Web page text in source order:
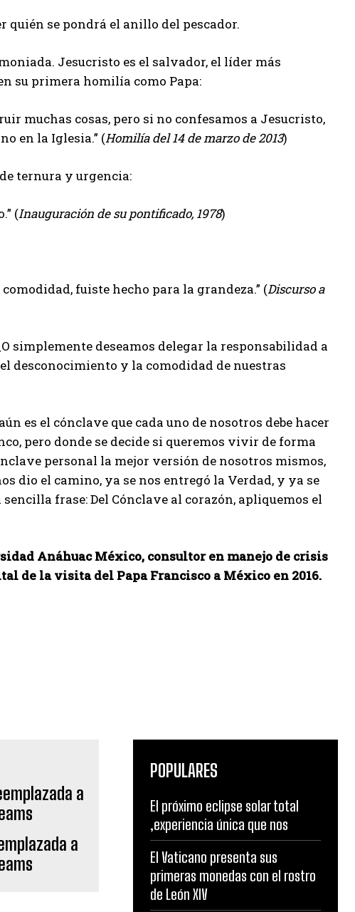
quién se pondrá el anillo del pescador.
Jesucristo es el salvador, el líder más
su primera homilía como Papa:
muchas cosas, pero si no confesamos a Jesucristo,
en la Iglesia.” (Homilía del 14 de marzo de 2013)
ternura y urgencia:
(Inauguración de su pontificado, 1978)
fuiste hecho para la grandeza.” (Discurso a
simplemente deseamos delegar la responsabilidad a
desconocimiento y la comodidad de nuestras
es el cónclave que cada uno de nosotros debe hacer
pero donde se decide si queremos vivir de forma
personal la mejor versión de nosotros mismos,
dio el camino, ya se nos entregó la Verdad, y ya se
frase: Del Cónclave al corazón, apliquemos el
Anáhuac México, consultor en manejo de crisis
de la visita del Papa Francisco a México en 2016.
a
POPULARES
El próximo eclipse solar total
,experiencia única que nos
El Vaticano presenta sus
primeras monedas con el rostro
de León XIV